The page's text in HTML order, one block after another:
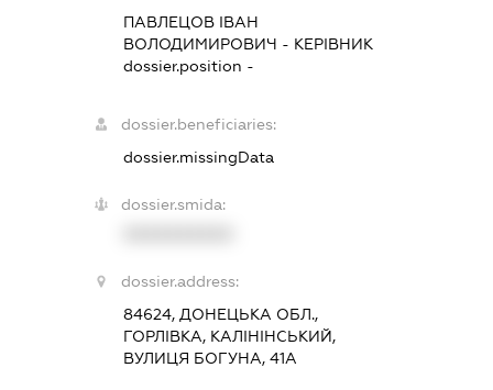
ПАВЛЕЦОВ ІВАН
ВОЛОДИМИРОВИЧ - КЕРІВНИК
dossier.position -
dossier.beneficiaries:
dossier.missingData
dossier.smida:
dossier.address:
84624, ДОНЕЦЬКА ОБЛ.,
ГОРЛІВКА, КАЛІНІНСЬКИЙ,
ВУЛИЦЯ БОГУНА, 41А